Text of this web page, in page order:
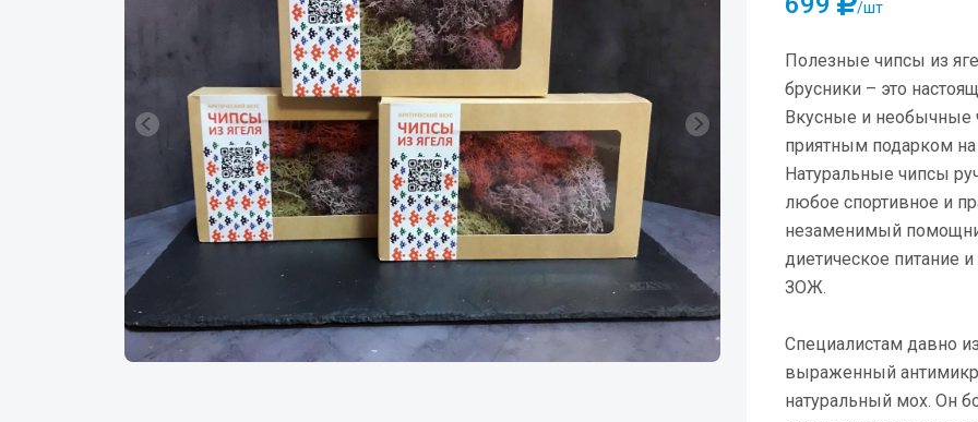
/шт
Полезные чипсы из
брусники – это
Вкусные и необычные
приятным подарком
Натуральные чипсы
любое спортивное и
незаменимый
диетическое питание
ЗОЖ.
Специалистам давно
выраженный
натуральный мох. Он